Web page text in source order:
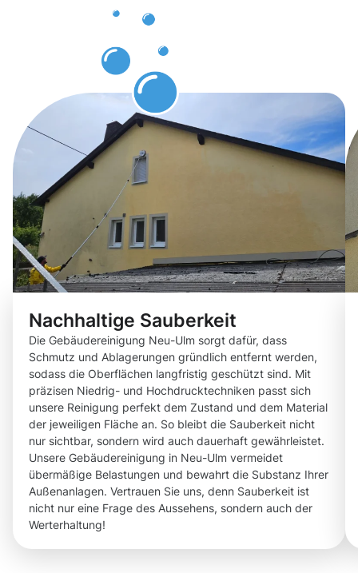
Nachhaltige Sauberkeit
Die Gebäudereinigung Neu-Ulm sorgt dafür, dass
Schmutz und Ablagerungen gründlich entfernt werden,
sodass die Oberflächen langfristig geschützt sind. Mit
präzisen Niedrig- und Hochdrucktechniken passt sich
unsere Reinigung perfekt dem Zustand und dem Material
der jeweiligen Fläche an. So bleibt die Sauberkeit nicht
nur sichtbar, sondern wird auch dauerhaft gewährleistet.
Unsere Gebäudereinigung in Neu-Ulm vermeidet
übermäßige Belastungen und bewahrt die Substanz Ihrer
Außenanlagen. Vertrauen Sie uns, denn Sauberkeit ist
nicht nur eine Frage des Aussehens, sondern auch der
Werterhaltung!